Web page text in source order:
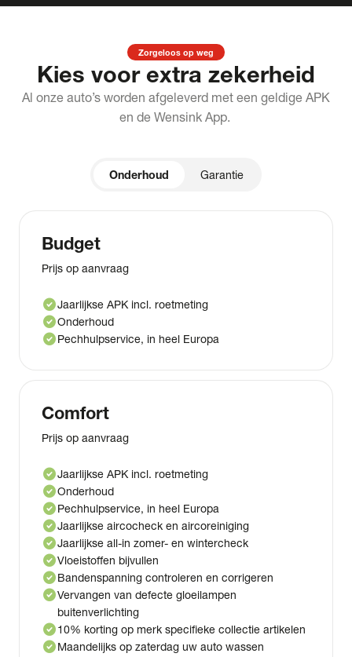
Zorgeloos op weg
Kies voor extra zekerheid
Al onze auto’s worden afgeleverd met een geldige APK
en de Wensink App.
Onderhoud Garantie
Budget
Prijs op aanvraag
check_circleJaarlijkse APK incl. roetmeting
check_circleOnderhoud
check_circlePechhulpservice, in heel Europa
Comfort
Prijs op aanvraag
check_circleJaarlijkse APK incl. roetmeting
check_circleOnderhoud
check_circlePechhulpservice, in heel Europa
check_circleJaarlijkse aircocheck en aircoreiniging
check_circleJaarlijkse all-in zomer- en wintercheck
check_circleVloeistoffen bijvullen
check_circleBandenspanning controleren en corrigeren
check_circleVervangen van defecte gloeilampen
buitenverlichting
check_circle10% korting op merk specifieke collectie artikelen
check_circleMaandelijks op zaterdag uw auto wassen